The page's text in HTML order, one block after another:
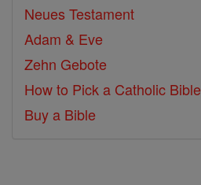
Neues Testament
Adam & Eve
Zehn Gebote
How to Pick a Catholic Bible
Buy a Bible